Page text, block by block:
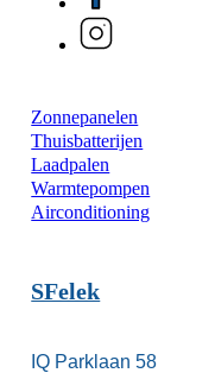
Zonnepanelen
Thuisbatterijen
Laadpalen
Warmtepompen
Airconditioning
SFelek
IQ Parklaan 58